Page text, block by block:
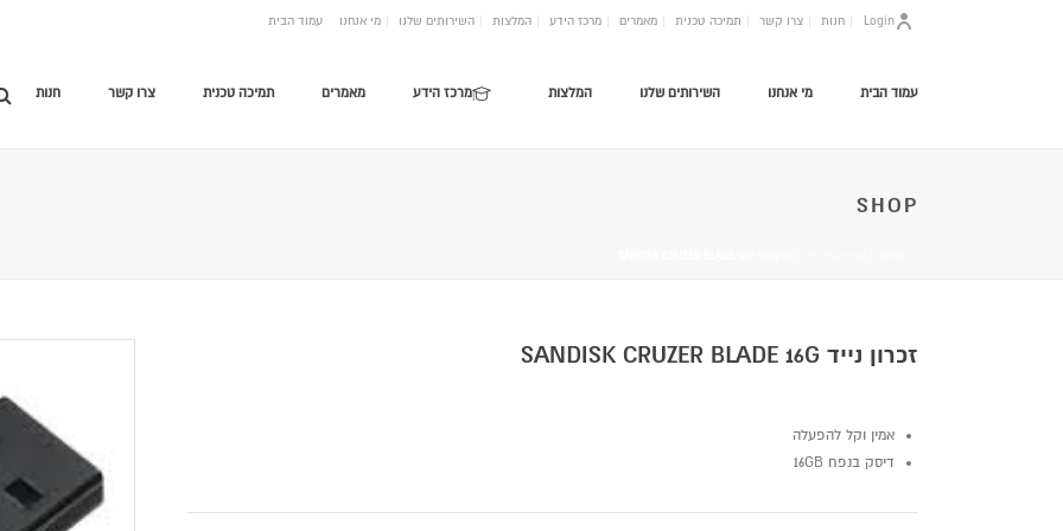
חנות צרו קשר תמיכה טכנית מאמרים מרכז הידע המלצות השירותים שלנו מי אנחנו עמוד הבית Login
חנות צרו קשר תמיכה טכנית מאמרים מרכז הידע המלצות השירותים שלנו מי אנחנו עמוד הבית
SHOP
זכרון נייד SANDISK CRUZER BLADE 16G
אמין וקל להפעלה
דיסק בנפח 16GB